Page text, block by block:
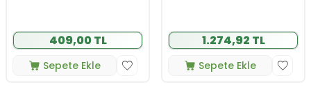
409,00 TL
Sepete Ekle
1.274,92 TL
Sepete Ekle